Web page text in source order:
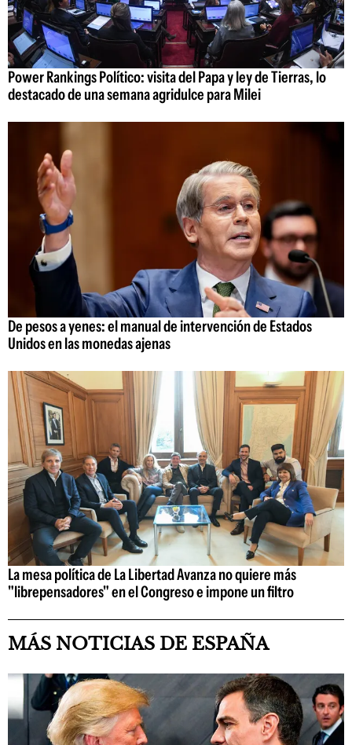
Power Rankings Político: visita del Papa y ley de Tierras, lo
destacado de una semana agridulce para Milei
De pesos a yenes: el manual de intervención de Estados
Unidos en las monedas ajenas
La mesa política de La Libertad Avanza no quiere más
"librepensadores" en el Congreso e impone un filtro
MÁS NOTICIAS DE ESPAÑA